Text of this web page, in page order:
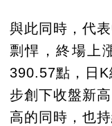
與此同時，代
剽悍，終場上
390.57點，日K
步創下收盤新
高的同時，也